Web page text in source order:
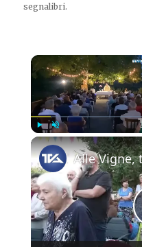
segnalibri.
Play Unmute